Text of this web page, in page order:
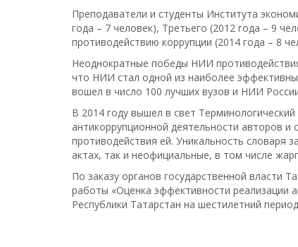
Преподаватели и студенты Института
года – 7 человек), Третьего (2012 года – 9
противодействию коррупции (2014 года – 8
Неоднократные победы НИИ
что НИИ стал одной из наиболее
вошел в число 100 лучших вузов и НИИ
В 2014 году вышел в свет
антикоррупционной деятельности авторов
противодействия ей. Уникальность словаря
актах, так и неофициальные, в том числе
По заказу органов государственной власти
работы «Оценка эффективности реализации
Республики Татарстан на шестилетний